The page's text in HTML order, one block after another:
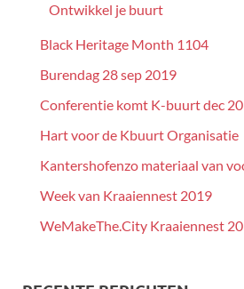
Ontwikkel je buurt
Black Heritage Month 1104
Burendag 28 sep 2019
Conferentie komt K-buurt dec
Hart voor de Kbuurt Organisatie
Kantershofenzo materiaal van
Week van Kraaiennest 2019
WeMakeThe.City Kraaiennest